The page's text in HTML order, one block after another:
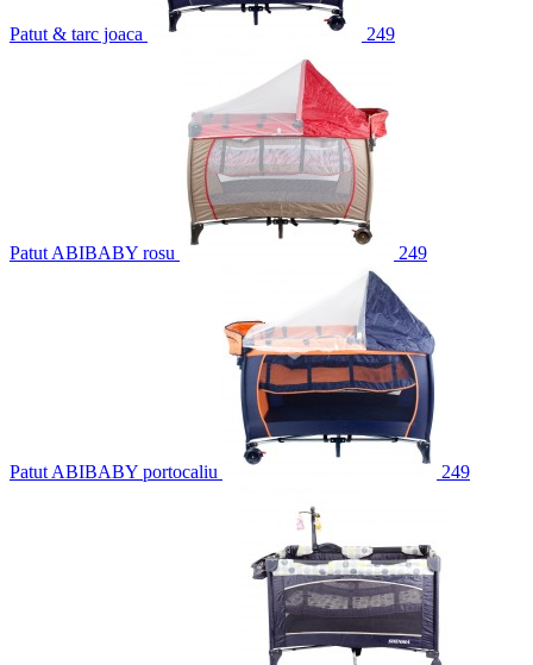
Patut & tarc joaca 249
Patut ABIBABY rosu 249
Patut ABIBABY portocaliu 249